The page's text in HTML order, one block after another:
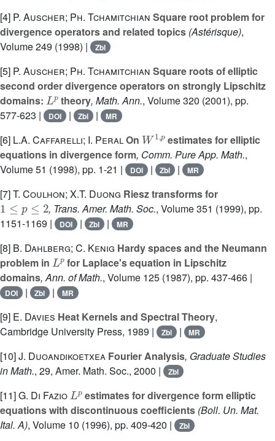
[4] P. Auscher; Ph. Tchamitchian Square root problem for
divergence operators and related topics (Astérisque),
Volume 249 (1998) | Zbl
[5] P. Auscher; Ph. Tchamitchian Square roots of elliptic
second order divergence operators on strongly Lipschitz
domains:
Lp
theory, Math. Ann., Volume 320 (2001), pp.
577-623 |
DOI | Zbl | MR
[6] L.A. Caffarelli; I. Peral On
1
estimates for elliptic
equations in divergence form, Comm. Pure App. Math.,
Volume 51 (1998), pp. 1-21 | DOI | Zbl | MR
[7]T. Coulhon; X.T. Duong Riesz transforms for
1≤ p≤2
, Trans. Amer. Math. Soc., Volume 351 (1999), pp.
1151-1169 |
DOI | Zbl | MR
[8] B. Dahlberg; C. Kenig Hardy spaces and the Neumann
problem in
Lp
for Laplace's equation in Lipschitz
domains, Ann. of Math., Volume 125 (1987), pp. 437-466 |
DOI | Zbl | MR
[9] E. Davies Heat Kernels and Spectral Theory,
Cambridge University Press, 1989 |
Zbl | MR
[10]J. Duoandikoetxea Fourier Analysis, Graduate Studies
in Math., 29, Amer. Math. Soc., 2000 | Zbl
[11]G. Di Fazio
estimates for divergence form elliptic
equations with discontinuous coefficients (Boll. Un. Mat.
Ital. A), Volume 10 (1996), pp. 409-420 | Zbl